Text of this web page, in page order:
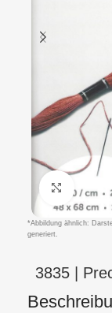
*Abbildung ähnlich:
generiert.
3835 |